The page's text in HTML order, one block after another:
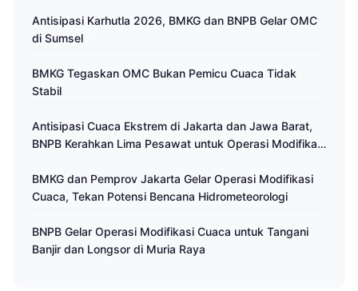
Antisipasi Karhutla 2026, BMKG dan BNPB Gelar OMC
di Sumsel
BMKG Tegaskan OMC Bukan Pemicu Cuaca Tidak
Stabil
Antisipasi Cuaca Ekstrem di Jakarta dan Jawa Barat,
BNPB Kerahkan Lima Pesawat untuk Operasi Modifikasi
BMKG dan Pemprov Jakarta Gelar Operasi Modifikasi
Cuaca, Tekan Potensi Bencana Hidrometeorologi
BNPB Gelar Operasi Modifikasi Cuaca untuk Tangani
Banjir dan Longsor di Muria Raya